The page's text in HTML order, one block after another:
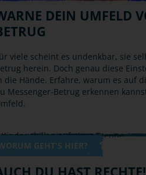
DEIN UMFELD
viele scheint es undenkbar, sie
herein. Doch genau diese
die Hände. Erfahre, warum es auf
Messenger-Betrug erkennen
GEHT'S HIER?
DU HAST RECHTE!